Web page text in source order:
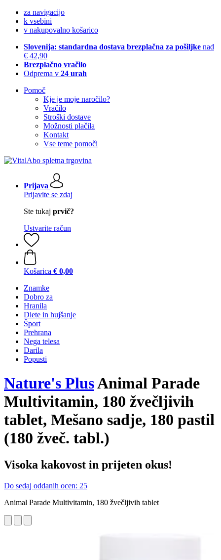
za navigacijo
k vsebini
v nakupovalno košarico
Slovenija: standardna dostava brezplačna za pošiljke nad
€ 42,90
Brezplačno vračilo
Odprema v 24 urah
Pomoč
Kje je moje naročilo?
Vračilo
Stroški dostave
Možnosti plačila
Kontakt
Vse teme pomoči
Prijava
Prijavite se zdaj
Ste tukaj prvič?
Ustvarite račun
Košarica € 0,00
Znamke
Dobro za
Hranila
Diete in hujšanje
Šport
Prehrana
Nega telesa
Darila
Popusti
Nature's PlusAnimal Parade
Multivitamin, 180 žvečljivih
tablet, Mešano sadje, 180 pastil
(180 žveč. tabl.)
Visoka kakovost in prijeten okus!
Do sedaj oddanih ocen: 25
Animal Parade Multivitamin, 180 žvečljivih tablet